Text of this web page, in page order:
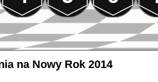
na Nowy Rok 2014